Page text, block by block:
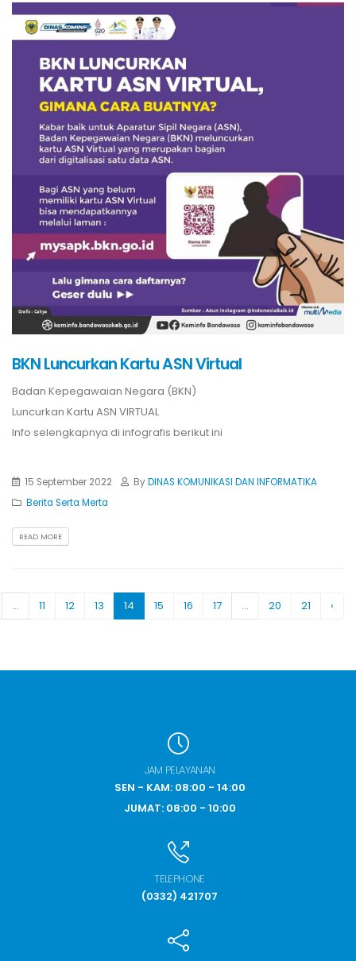
BKN Luncurkan Kartu ASN Virtual
Badan Kepegawaian Negara (BKN)
Luncurkan Kartu ASN VIRTUAL
Info selengkapnya di infografis berikut ini
15 September 2022 ByDINAS KOMUNIKASI DAN INFORMATIKA
Berita Serta Merta
READ MORE
... 11 12 13 14 15 16 17 ... 20 21 ›
JAM PELAYANAN
SEN - KAM: 08:00 - 14:00
JUMAT: 08:00 - 10:00
TELEPHONE
(0332) 421707